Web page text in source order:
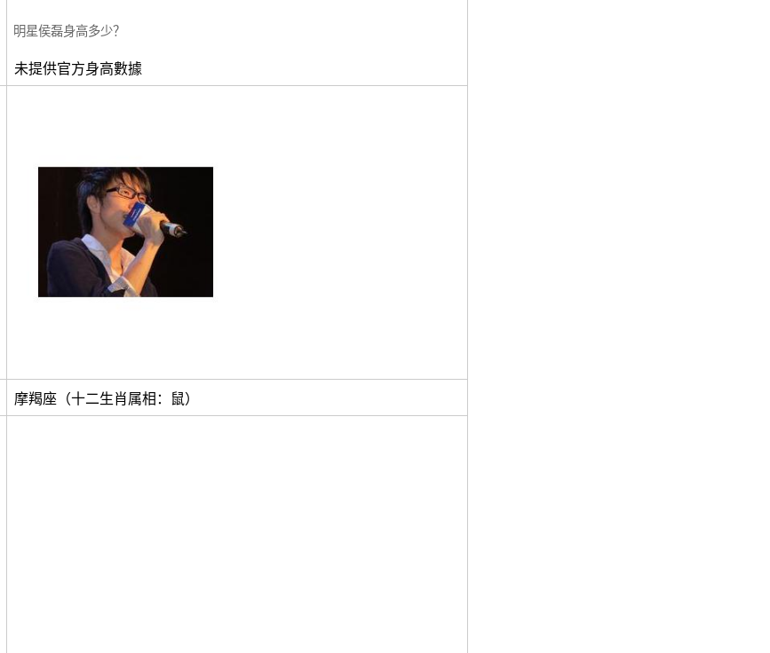
明星侯磊身高多少？
未提供官方身高數據
摩羯座（十二生肖属相：鼠）